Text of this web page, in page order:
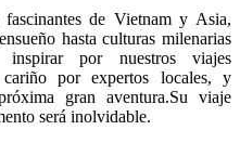
de Vietnam y Asia,
hasta culturas milenarias
inspirar por nuestros viajes
cariño por expertos locales, y
gran aventura.Su viaje
será inolvidable.